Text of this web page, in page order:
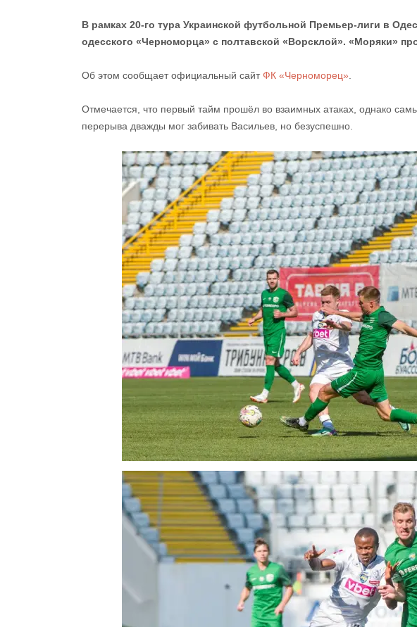
В рамках 20-го тура Украинской футбольной Премьер-лиги в
одесского «Черноморца» с полтавской «Ворсклой». «Моряки»
Об этом сообщает официальный сайтФК «Черноморец»
Отмечается, что первый тайм прошёл во взаимных атаках, однако
перерыва дважды мог забивать Васильев, но безуспешно.